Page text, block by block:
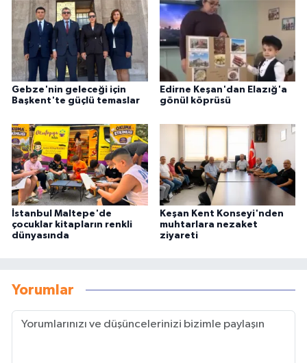
Gebze'nin geleceği için
Başkent'te güçlü temaslar
Edirne Keşan'dan Elazığ'a
gönül köprüsü
İstanbul Maltepe'de
çocuklar kitapların renkli
dünyasında
Keşan Kent Konseyi'nden
muhtarlara nezaket
ziyareti
Yorumlar